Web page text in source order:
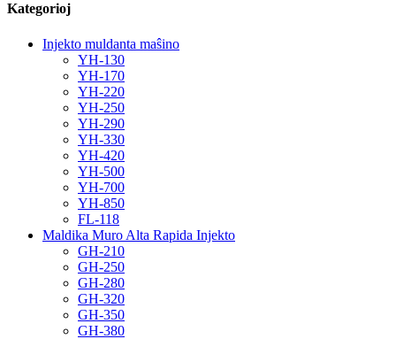
Kategorioj
Injekto muldanta maŝino
YH-130
YH-170
YH-220
YH-250
YH-290
YH-330
YH-420
YH-500
YH-700
YH-850
FL-118
Maldika Muro Alta Rapida Injekto
GH-210
GH-250
GH-280
GH-320
GH-350
GH-380